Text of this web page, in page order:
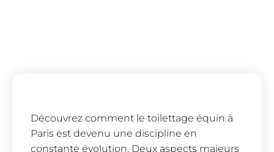
Découvrez comment le toilettage équin à
Paris est devenu une discipline en
constante évolution. Deux aspects majeurs